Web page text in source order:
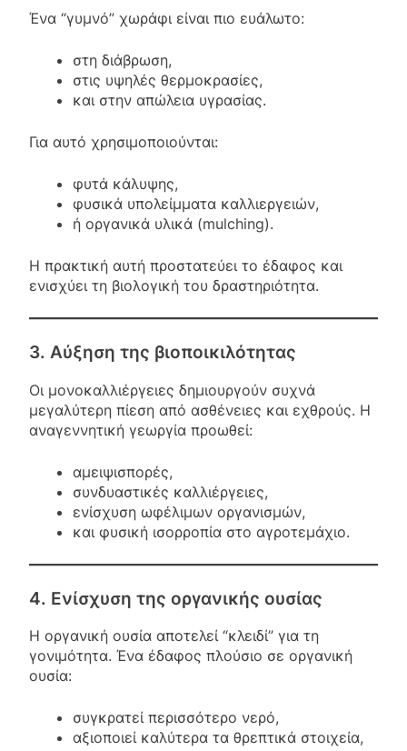
Ένα “γυμνό” χωράφι είναι πιο ευάλωτο:
στη διάβρωση,
στις υψηλές θερμοκρασίες,
και στην απώλεια υγρασίας.
Για αυτό χρησιμοποιούνται:
φυτά κάλυψης,
φυσικά υπολείμματα καλλιεργειών,
ή οργανικά υλικά (mulching).
Η πρακτική αυτή προστατεύει το έδαφος και
ενισχύει τη βιολογική του δραστηριότητα.
3. Αύξηση της βιοποικιλότητας
Οι μονοκαλλιέργειες δημιουργούν συχνά
μεγαλύτερη πίεση από ασθένειες και εχθρούς. Η
αναγεννητική γεωργία προωθεί:
αμειψισπορές,
συνδυαστικές καλλιέργειες,
ενίσχυση ωφέλιμων οργανισμών,
και φυσική ισορροπία στο αγροτεμάχιο.
4. Ενίσχυση της οργανικής ουσίας
Η οργανική ουσία αποτελεί “κλειδί” για τη
γονιμότητα. Ένα έδαφος πλούσιο σε οργανική
ουσία:
συγκρατεί περισσότερο νερό,
αξιοποιεί καλύτερα τα θρεπτικά στοιχεία,